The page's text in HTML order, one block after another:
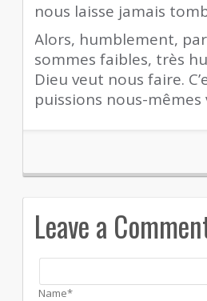
nous laisse jamais
Alors, humblement,
sommes faibles, très
Dieu veut nous faire.
puissions nous-
Leave a
Name*